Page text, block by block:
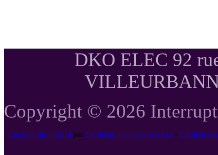
DKO ELEC 92
Copyright © 2026
Creation site internetpar Créations Solutions Services- Creation